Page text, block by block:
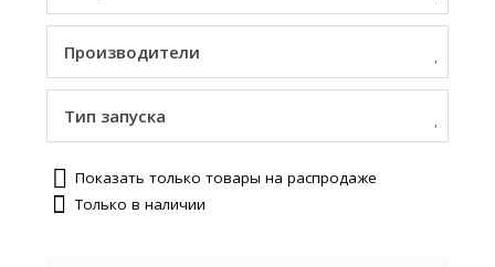
Производители
Тип запуска
Показать только товары на распродаже
Только в наличии